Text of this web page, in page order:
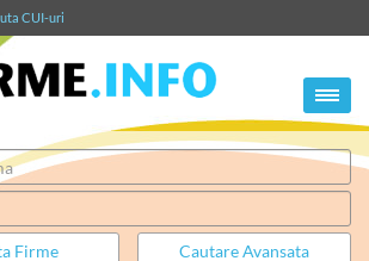
CUI-uri